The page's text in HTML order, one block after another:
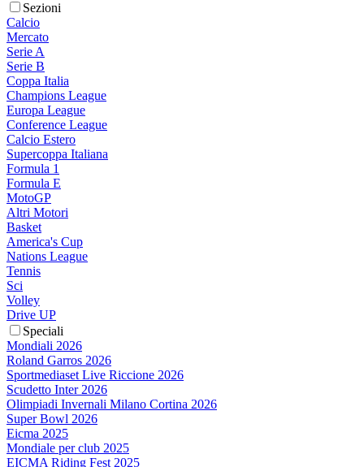
Sezioni
Calcio
Mercato
Serie A
Serie B
Coppa Italia
Champions League
Europa League
Conference League
Calcio Estero
Supercoppa Italiana
Formula 1
Formula E
MotoGP
Altri Motori
Basket
America's Cup
Nations League
Tennis
Sci
Volley
Drive UP
Speciali
Mondiali 2026
Roland Garros 2026
Sportmediaset Live Riccione 2026
Scudetto Inter 2026
Olimpiadi Invernali Milano Cortina 2026
Super Bowl 2026
Eicma 2025
Mondiale per club 2025
EICMA Riding Fest 2025